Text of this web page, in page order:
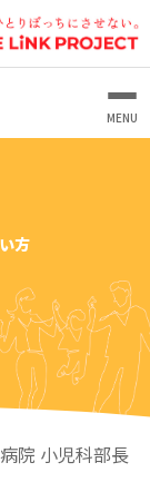
ィシジョ
備をしてみ
思った？
やサポート
？
きどうしてる？
ている？
に注意してるこ
ることは？
してる？
け止めるために
方
の気持ちをうま
習慣のマネジメ
⽅
院 小児科部長